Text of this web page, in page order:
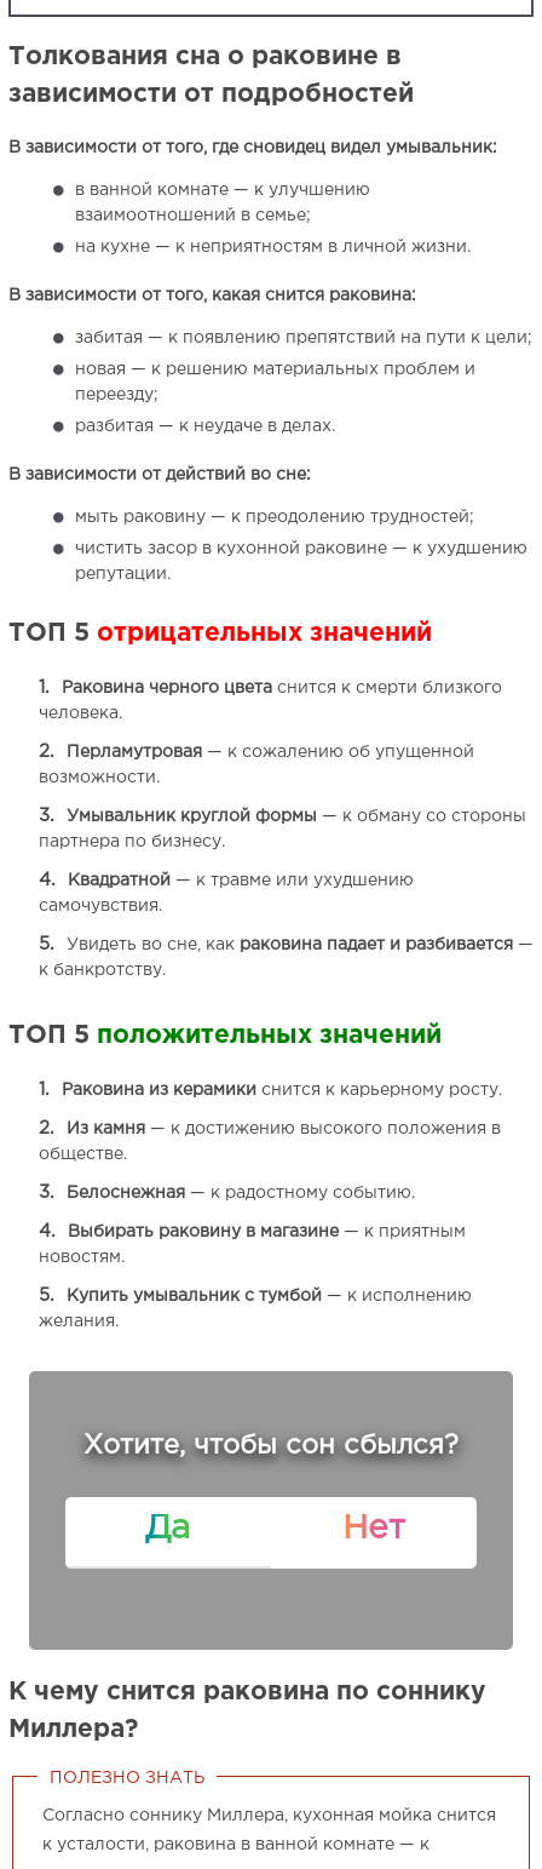
Толкования сна о раковине в
зависимости от подробностей
В зависимости от того, где сновидец видел умывальник:
в ванной комнате — к улучшению
взаимоотношений в семье;
на кухне — к неприятностям в личной жизни.
В зависимости от того, какая снится раковина:
забитая — к появлению препятствий на пути к цели;
новая — к решению материальных проблем и
переезду;
разбитая — к неудаче в делах.
В зависимости от действий во сне:
мыть раковину — к преодолению трудностей;
чистить засор в кухонной раковине — к ухудшению
репутации.
ТОП 5 отрицательных значений
Раковина черного цветаснится к смерти близкого
человека.
Перламутровая— к сожалению об упущенной
возможности.
Умывальник круглой формы — к обману со стороны
партнера по бизнесу.
Квадратной — к травме или ухудшению
самочувствия.
Увидеть во сне, какраковина падает и разбивается—
к банкротству.
ТОП 5 положительных значений
Раковина из керамики снится к карьерному росту.
Из камня— к достижению высокого положения в
обществе.
Белоснежная— к радостному событию.
Выбирать раковину в магазине— к приятным
новостям.
Купить умывальник с тумбой — к исполнению
желания.
Хотите, чтобы сон сбылся?
Да Нет
К чему снится раковина по соннику
Миллера?
ПОЛЕЗНО ЗНАТЬ
Согласно соннику Миллера, кухонная мойка снится
к усталости, раковина в ванной комнате — к